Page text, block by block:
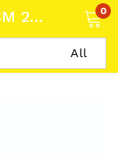
COLLAR MERLIN 65CM 2 unidades 0